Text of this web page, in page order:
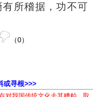
所稽据，功不可
（0）
或寻根>>>